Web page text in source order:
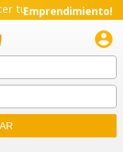
tuEmprendimiento!
